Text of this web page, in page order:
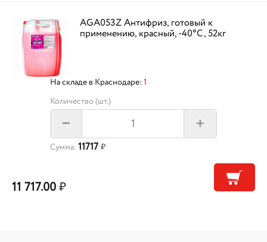
AGA053Z Антифриз, готовый к
применению, красный, -40°С, 52кг
На складе в Краснодаре: 1
Количество (шт.)
– +
Сумма: 11717 ₽
11 717.00₽